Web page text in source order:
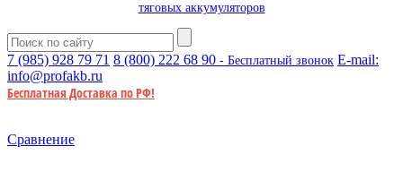
тяговых аккумуляторов
7 (985) 928 79 71 8 (800) 222 68 90 - Бесплатный звонок E-mail:
info@profakb.ru
Бесплатная Доставка по РФ!
Сравнение